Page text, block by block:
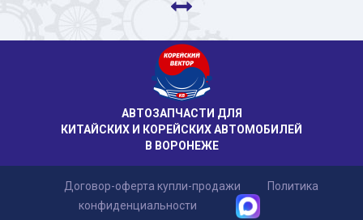
АВТОЗАПЧАСТИ ДЛЯ
КИТАЙСКИХ И КОРЕЙСКИХ АВТОМОБИЛЕЙ
В ВОРОНЕЖЕ
Договор-оферта купли-продажи
Политика
конфиденциальности